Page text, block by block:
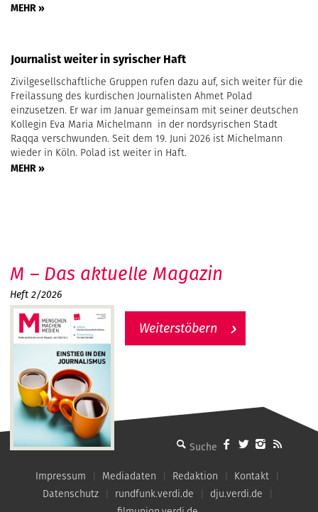
MEHR »
Journalist weiter in syrischer Haft
Zivilgesellschaftliche Gruppen rufen dazu auf, sich weiter für die
Freilassung des kurdischen Journalisten Ahmet Polad
einzusetzen. Er war im Januar gemeinsam mit seiner deutschen
Kollegin Eva Maria Michelmann in der nordsyrischen Stadt
Raqqa verschwunden. Seit dem 19. Juni 2026 ist Michelmann
wieder in Köln. Polad ist weiter in Haft.
MEHR »
MMM - Menschen machen Medien
M – Das aktuelle Magazin
Heft 2/2026
Weiterstöbern
Impressum Mediadaten Redaktion
Kontakt
Datenschutz
rundfunk.verdi.de
dju.verdi.de